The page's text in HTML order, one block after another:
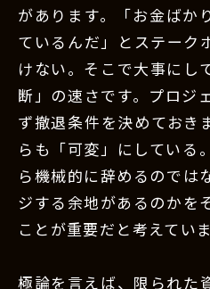
があります。「お金ばか
ているんだ」とステーク
けない。そこで大事にし
断」の速さです。プロジ
ず撤退条件を決めておき
らも「可変」にしている
ら機械的に辞めるのでは
ジする余地があるのかを
ことが重要だと考えていま
極論を言えば、限られた